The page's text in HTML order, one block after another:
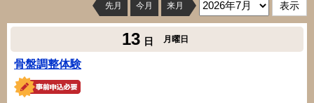
先月 今月 来月
13 日 月曜日
骨盤調整体験